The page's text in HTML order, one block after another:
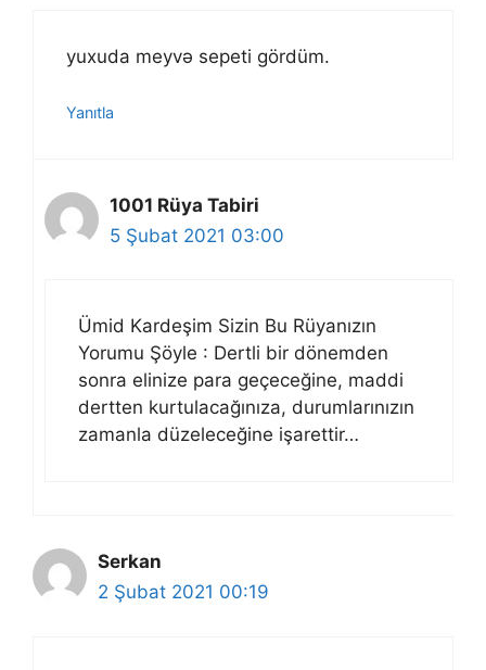
yuxuda meyvə sepeti gördüm.
Yanıtla
1001 Rüya Tabiri
5 Şubat 2021 03:00
Ümid Kardeşim Sizin Bu Rüyanızın
Yorumu Şöyle : Dertli bir dönemden
sonra elinize para geçeceğine, maddi
dertten kurtulacağınıza, durumlarınızın
zamanla düzeleceğine işarettir…
Serkan
2 Şubat 2021 00:19